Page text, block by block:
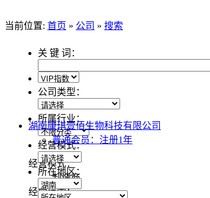
当前位置: 首页 » 公司 » 搜索
关 键 词：
公司类型：
所属行业：
经营模式：
所在地区：
湖南康琪壹佰生物科技有限公司
普通会员：注册1年
经营模式：
制造商
经营范围：